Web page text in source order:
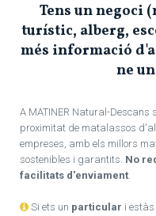
Tens un negoci
turístic, alberg,
més informació
ne
A MATINER Natural-
proximitat de matalassos
empreses, amb els millors
sostenibles i garantits. No
facilitats d'enviament.
Si ets un particular i